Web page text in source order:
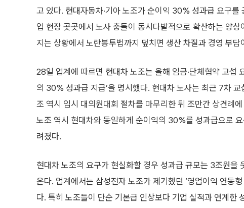
고 있다. 현대자동차·기아 노조가 순이익 30% 성과급 요구
업 현장 곳곳에서 노사 충돌이 동시다발적으로 확산하는 양
지는 상황에서 노란봉투법까지 덮치면 생산 차질과 경영 부
28일 업계에 따르면 현대차 노조는 올해 임금·단체협약 교섭
의 30% 성과급 지급’을 명시했다. 현대차 노사는 최근 7차
조 역시 임시 대의원대회 절차를 마무리한 뒤 조만간 상견례
노조 역시 현대차와 동일하게 순이익의 30%를 성과급으로
려졌다.
현대차 노조의 요구가 현실화할 경우 성과급 규모는 3조원을
온다. 업계에서는 삼성전자 노조가 제기했던 ‘영업이익 연동
다. 특히 노조들이 단순 기본급 인상보다 기업 실적과 연계한